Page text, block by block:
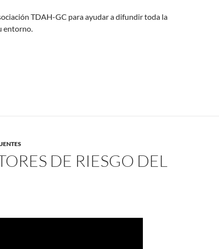
TDAH-GC para ayudar a difundir toda la
entorno.
DE RIESGO DEL